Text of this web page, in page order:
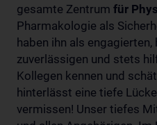
gesamte Zentrum für
Pharmakologie als
haben ihn als engagierten,
zuverlässigen und stets
Kollegen kennen und
hinterlässt eine tiefe
vermissen! Unser tiefes